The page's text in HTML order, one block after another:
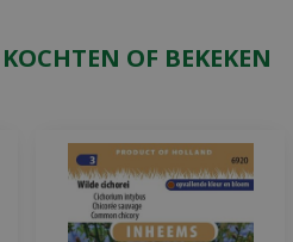
OF BEKEKEN